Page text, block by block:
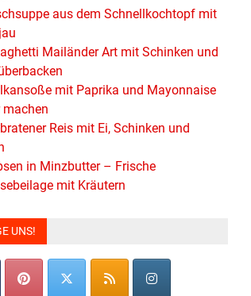
aus dem Schnellkochtopf mit
Mailänder Art mit Schinken und
mit Paprika und Mayonnaise
machen
Reis mit Ei, Schinken und
in Minzbutter – Frische
mit Kräutern
UNS!